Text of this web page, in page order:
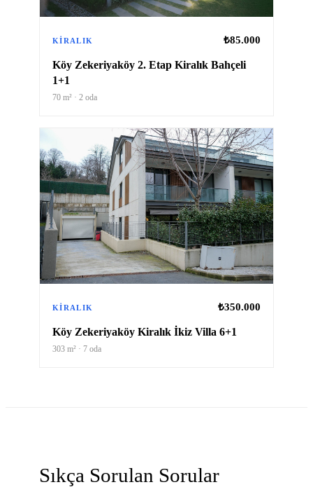
KIRALIK ₺85.000
Köy Zekeriyaköy 2. Etap Kiralık Bahçeli
1+1
70 m² · 2 oda
KIRALIK ₺350.000
Köy Zekeriyaköy Kiralık İkiz Villa 6+1
303 m² · 7 oda
Sıkça Sorulan Sorular